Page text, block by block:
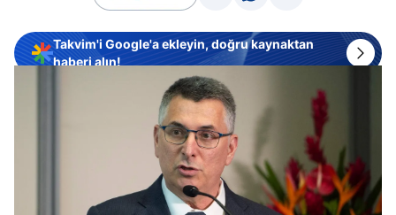
Takvim'i Google'a ekleyin, doğru kaynaktan
haberi alın!